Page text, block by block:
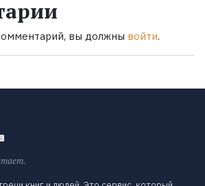
вы должны войти.